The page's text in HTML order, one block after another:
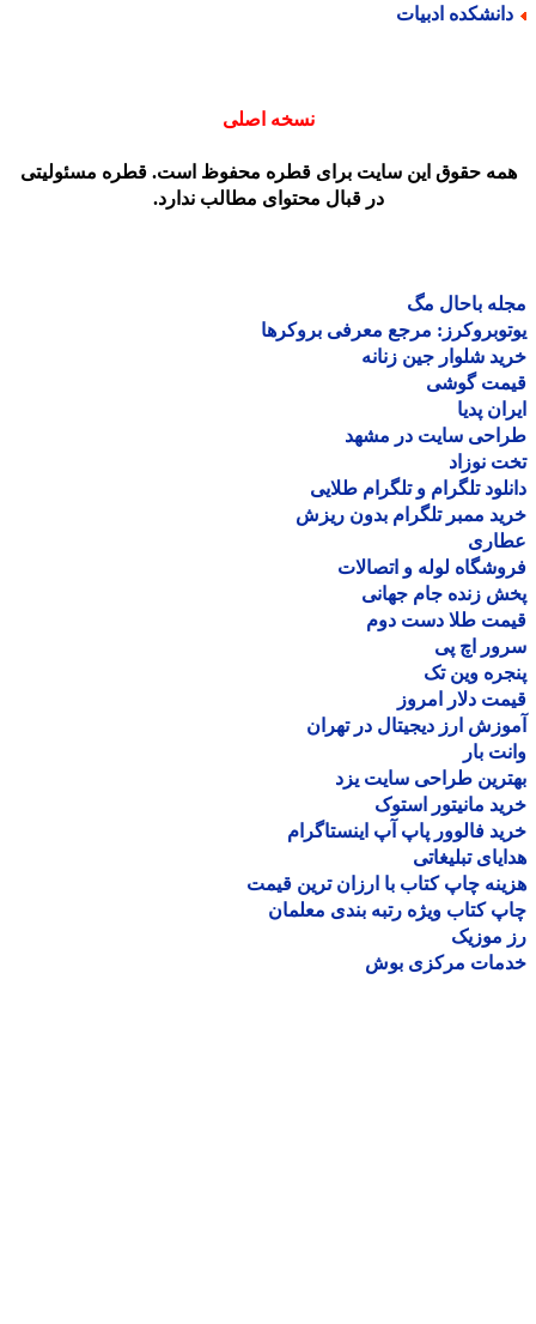
ادبیات
نسخه اصلی
حقوق این سایت برای قطره محفوظ است. قطره مسئولیتی
در قبال محتوای مطالب ندارد.
باحال مگ
مرجع معرفی بروکرها
شلوار جین زنانه
گوشی
پدیا
سایت در مشهد
نوزاد
تلگرام و تلگرام طلایی
ممبر تلگرام بدون ریزش
لوله و اتصالات
زنده جام جهانی
طلا دست دوم
اچ پی
وین تک
دلار امروز
ارز دیجیتال در تهران
بار
طراحی سایت یزد
مانیتور استوک
فالوور پاپ آپ اینستاگرام
تبلیغاتی
چاپ کتاب با ارزان ترین قیمت
کتاب ویژه رتبه بندی معلمان
موزیک
مرکزی بوش